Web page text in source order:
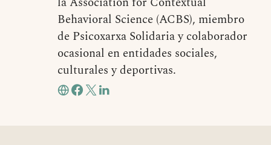
Behavioral Science (ACBS), miembro
de Psicoxarxa Solidaria y colaborador
ocasional en entidades sociales,
culturales y deportivas.